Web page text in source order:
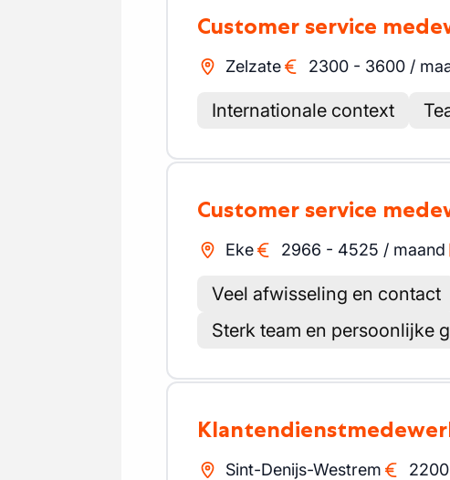
Customer service
Zelzate 2300 - 3600 /
Internationale context
Customer service
Eke 2966 - 4525 / maand
Veel afwisseling en contact
Sterk team en persoonlijke
Sint-Denijs-Westrem 2200